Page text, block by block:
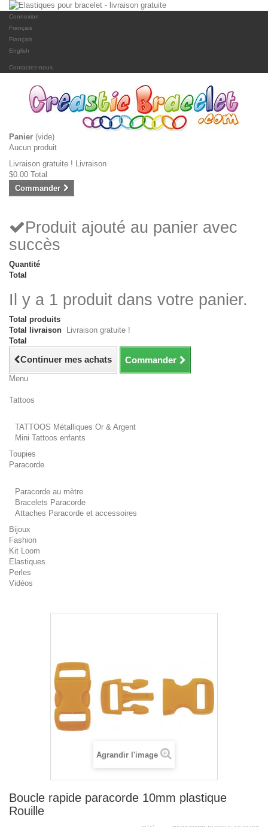
Connexion
Français
Français
English
Contactez-nous
Panier (vide)
Aucun produit
Livraison gratuite ! Livraison
$0.00 Total
Commander
Produit ajouté au panier avec
succès
Quantité
Total
Il y a 1 produit dans votre panier.
Total produits
Total livraison
Livraison gratuite !
Total
Continuer mes achats Commander
Menu
Tattoos
TATTOOS Métalliques Or & Argent
Mini Tattoos enfants
Toupies
Paracorde
Paracorde au mètre
Bracelets Paracorde
Attaches Paracorde et accessoires
Bijoux
Fashion
Kit Loom
Elastiques
Perles
Vidéos
Agrandir l'image
Boucle rapide paracorde 10mm plastique
Rouille